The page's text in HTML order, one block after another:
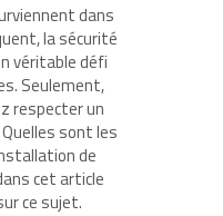
dans
la sécurité
véritable défi
Seulement,
respecter un
sont les
de
cet article
ce sujet.